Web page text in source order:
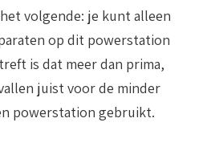
volgende: je kunt alleen
op dit powerstation
is dat meer dan prima,
juist voor de minder
powerstation gebruikt.